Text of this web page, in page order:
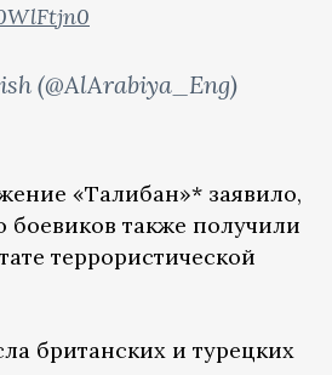
(@AlArabiya_Eng)
«Талибан»* заявило,
боевиков также получили
террористической
британских и турецких